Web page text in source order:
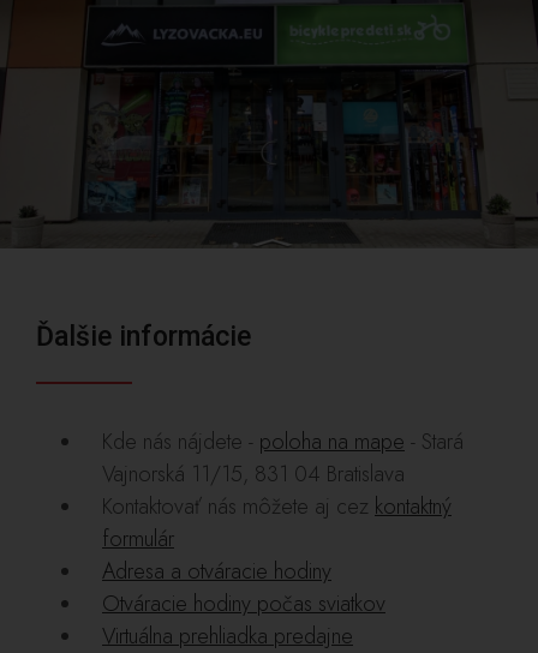
Ďalšie informácie
Kde nás nájdete - poloha na mape - Stará
Vajnorská 11/15, 831 04 Bratislava
Kontaktovať nás môžete aj cez kontaktný
formulár
Adresa a otváracie hodiny
Otváracie hodiny počas sviatkov
Virtuálna prehliadka predajne